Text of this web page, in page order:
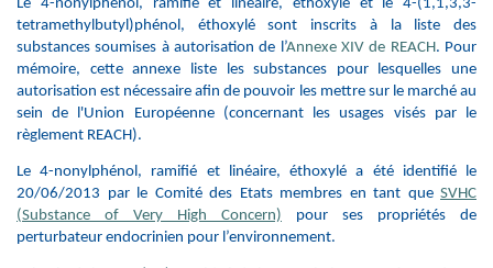
Le 4-nonylphénol, ramifié et linéaire, éthoxylé et le 4-(1,1,3,3-
tetramethylbutyl)phénol, éthoxylé sont inscrits à la liste des
substances soumises à autorisation de l’Annexe XIV de REACH . Pour
mémoire, cette annexe liste les substances pour lesquelles une
autorisation est nécessaire afin de pouvoir les mettre sur le marché au
sein de l'Union Européenne (concernant les usages visés par le
règlement REACH).
Le 4-nonylphénol, ramifié et linéaire, éthoxylé a été identifié le
20/06/2013 par le Comité des Etats membres en tant que SVHC
(Substance of Very High Concern) pour ses propriétés de
perturbateur endocrinien pour l’environnement.